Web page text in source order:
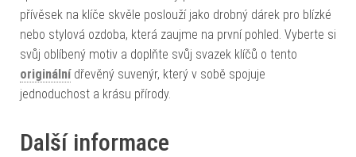
přívěsek na klíče skvěle poslouží jako drobný dárek pro blízké
nebo stylová ozdoba, která zaujme na první pohled. Vyberte si
svůj oblíbený motiv a doplňte svůj svazek klíčů o tento
originálnídřevěný suvenýr, který v sobě spojuje
jednoduchost a krásu přírody.
Další informace